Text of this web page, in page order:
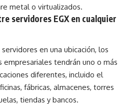
metal o virtualizados.
servidores EGX en cualquier
en una ubicación, los
tendrán uno o más
diferentes, incluido el
fábricas, almacenes, torres
tiendas y bancos.